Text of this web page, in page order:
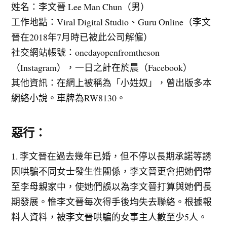
姓名：李文晉 Lee Man Chun（男）
工作地點：Viral Digital Studio、Guru Online（李文
晉在2018年7月時已被此公司解僱）
社交網站帳號：onedayopenfromtheson
（Instagram），一日之計在於晨（Facebook）
其他資訊：在網上被稱為「小姓奴」，曾出版多本
網絡小說。車牌為RW8130。
惡行：
1. 李文晉在過去幾年已婚，但不停以長期承諾等誘
因哄騙不同女士發生性關係，李文晉更會把她們帶
至李母親家中，使她們誤以為李文晉打算與她們長
期發展。惟李文晉每次得手後均失去聯絡。根據報
料人資料，被李文晉哄騙的女事主人數至少5人。